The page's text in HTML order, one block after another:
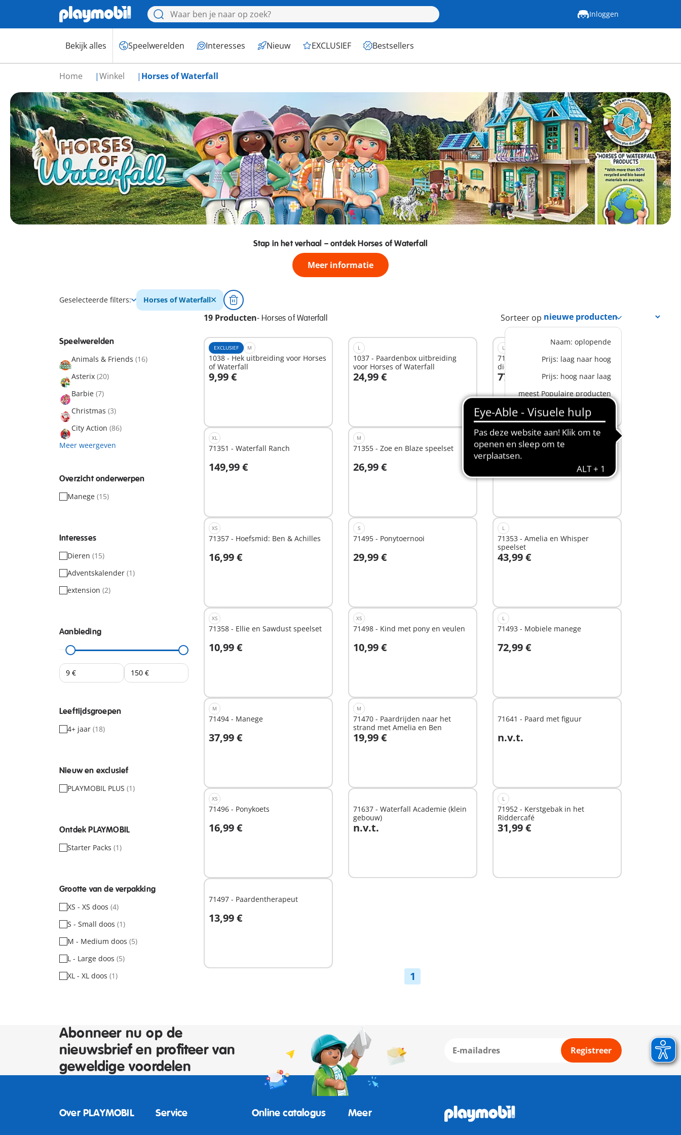
Inloggen
Bekijk alles Speelwerelden Interesses Nieuw EXCLUSIEF Bestsellers
Home Winkel Horses of Waterfall
Stap in het verhaal – ontdek Horses of Waterfall
Meer informatie
Geselecteerde filters: Horses of Waterfall
19 Producten- Horses of Waterfall Sorteer op
Naam: oplopende
Prijs: laag naar hoog
Prijs: hoog naar laag
meest Populaire producten
nieuwe producten
Speelwerelden
Animals & Friends (16)
Asterix (20)
Barbie (7)
Christmas (3)
City Action (86)
Meer weergeven
Overzicht onderwerpen
Manege (15)
Interesses
Dieren (15)
Adventskalender (1)
extension (2)
Aanbieding
Leeftijdsgroepen
4+ jaar (18)
Nieuw en exclusief
PLAYMOBIL PLUS (1)
Ontdek PLAYMOBIL
Starter Packs (1)
Grootte van de verpakking
XS - XS doos (4)
S - Small doos (1)
M - Medium doos (5)
L - Large doos (5)
XL - XL doos (1)
EXCLUSIEF M
1038 - Hek uitbreiding voor Horses
of Waterfall
9,99 €
In winkelwagen
L
1037 - Paardenbox uitbreiding
voor Horses of Waterfall
24,99 €
In winkelwagen
L
71352 - Paardrijtherapie &
dierenartsenpraktijk
77,99 €
In winkelwagen
XL
71351 - Waterfall Ranch
149,99 €
M
71355 - Zoe en Blaze speelset
26,99 €
In winkelwagen
M
71354 - Isabella en leeuwin
speelset
XS
71357 - Hoefsmid: Ben & Achilles
16,99 €
In winkelwagen
S
71495 - Ponytoernooi
29,99 €
In winkelwagen
L
71353 - Amelia en Whisper
speelset
43,99 €
XS
71358 - Ellie en Sawdust speelset
10,99 €
In winkelwagen
XS
71498 - Kind met pony en veulen
10,99 €
In winkelwagen
L
71493 - Mobiele manege
72,99 €
M
71494 - Manege
37,99 €
M
71470 - Paardrijden naar het
strand met Amelia en Ben
19,99 €
In winkelwagen
71641 - Paard met figuur
n.v.t.
XS
71496 - Ponykoets
16,99 €
In winkelwagen
71637 - Waterfall Academie (klein
gebouw)
n.v.t.
L
71952 - Kerstgebak in het
Riddercafé
31,99 €
In winkelwagen
71497 - Paardentherapeut
13,99 €
In winkelwagen
1
Abonneer nu op de
nieuwsbrief en profiteer van
geweldige voordelen
Registreer
Over PLAYMOBIL Service Online catalogus Meer